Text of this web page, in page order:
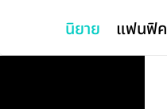
นิยาย แฟนฟิค